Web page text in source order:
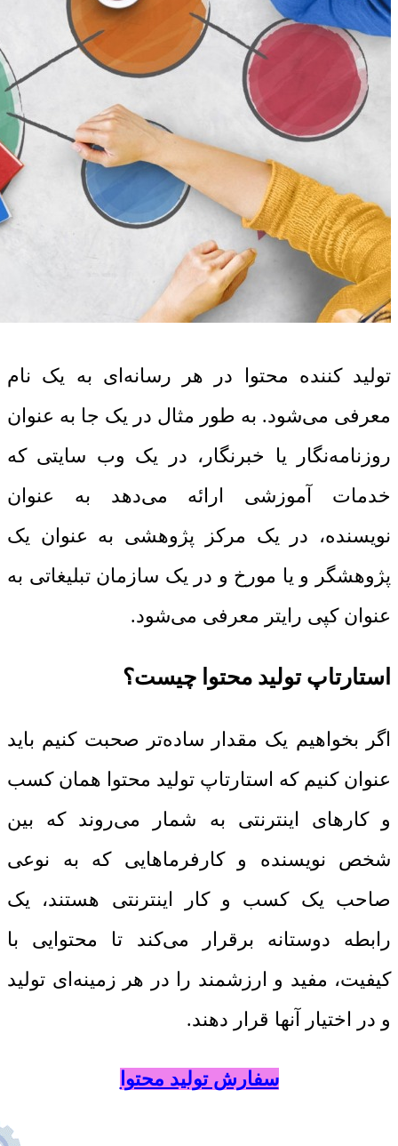
تولید کننده محتوا در هر رسانه‌ای به یک نام
معرفی می‌شود. به طور مثال در یک جا به عنوان
روزنامه‌نگار یا خبرنگار، در یک وب سایتی که
خدمات آموزشی ارائه می‌دهد به عنوان
نویسنده، در یک مرکز پژوهشی به عنوان یک
پژوهشگر و یا مورخ و در یک سازمان تبلیغاتی به
عنوان کپی رایتر معرفی می‌شود.
استارتاپ تولید محتوا چیست؟
اگر بخواهیم یک مقدار ساده‌تر صحبت کنیم باید
عنوان کنیم که استارتاپ تولید محتوا همان کسب
و کارهای اینترنتی به شمار می‌روند که بین
شخص نویسنده و کارفرماهایی که به نوعی
صاحب یک کسب و کار اینترنتی هستند، یک
رابطه دوستانه برقرار می‌کند تا محتوایی با
کیفیت، مفید و ارزشمند را در هر زمینه‌ای تولید
و در اختیار آنها قرار دهند.
سفارش تولید محتوا